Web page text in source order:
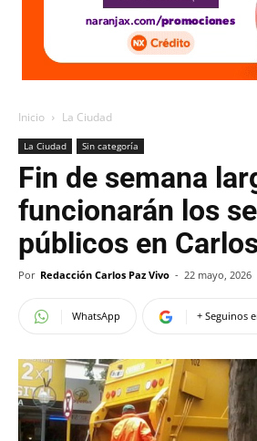
Inicio La Ciudad
La Ciudad Sin categoría
Fin de semana
funcionarán los
públicos en
Por Redacción Carlos Paz Vivo - 22 mayo, 2026
WhatsApp + Seguinos